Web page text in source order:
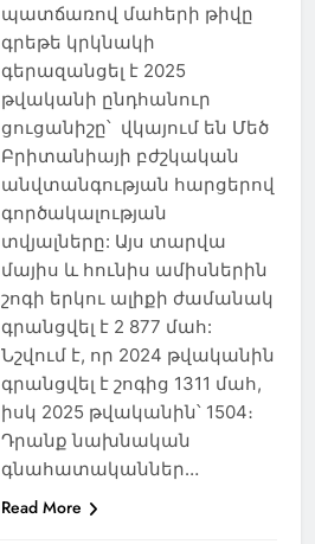
պատճառով մահերի թիվը
գրեթե կրկնակի
գերազանցել է 2025
թվականի ընդհանուր
ցուցանիշը՝ վկայում են Մեծ
Բրիտանիայի բժշկական
անվտանգության հարցերով
գործակալության
տվյալները: Այս տարվա
մայիս և հունիս ամիսներին
շոգի երկու ալիքի ժամանակ
գրանցվել է 2 877 մահ:
Նշվում է, որ 2024 թվականին
գրանցվել է շոգից 1311 մահ,
իսկ 2025 թվականին՝ 1504։
Դրանք նախնական
գնահատականներ…
Read More